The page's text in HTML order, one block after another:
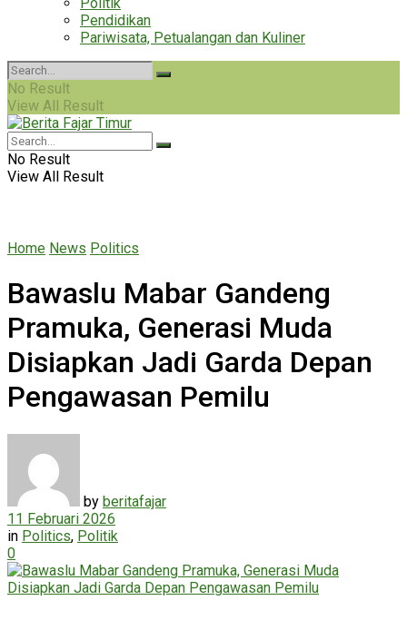
Pendidikan
Pariwisata, Petualangan dan Kuliner
No Result
View All Result
No Result
View All Result
Home News Politics
Bawaslu Mabar Gandeng
Pramuka, Generasi Muda
Disiapkan Jadi Garda Depan
Pengawasan Pemilu
by beritafajar
11 Februari 2026
in Politics, Politik
0